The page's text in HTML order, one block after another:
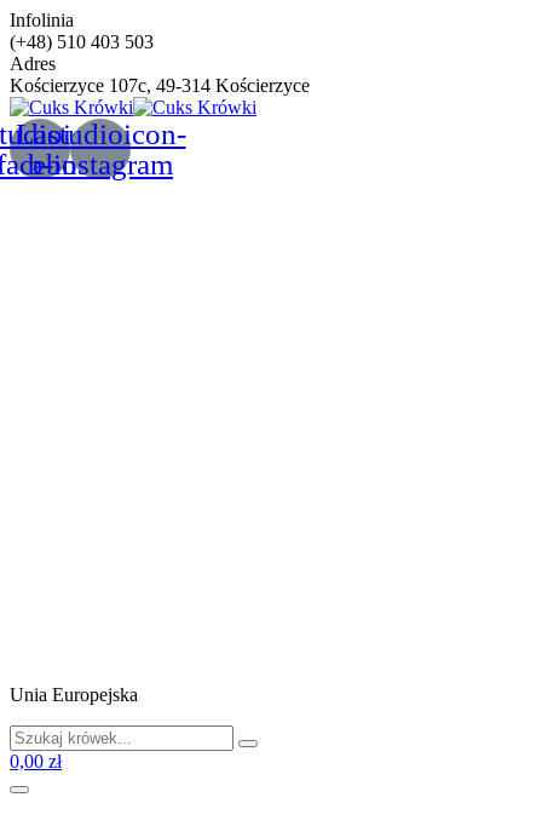
Infolinia
(+48) 510 403 503
Adres
Kościerzyce 107c, 49-314 Kościerzyce
Lastudioicon-
b-instagram
Unia Europejska
0,00 zł